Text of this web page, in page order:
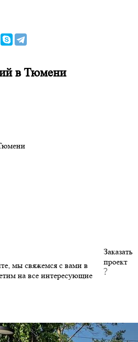
в Тюмени
мы свяжемся с вами в
на все интересующие
Заказать
проект